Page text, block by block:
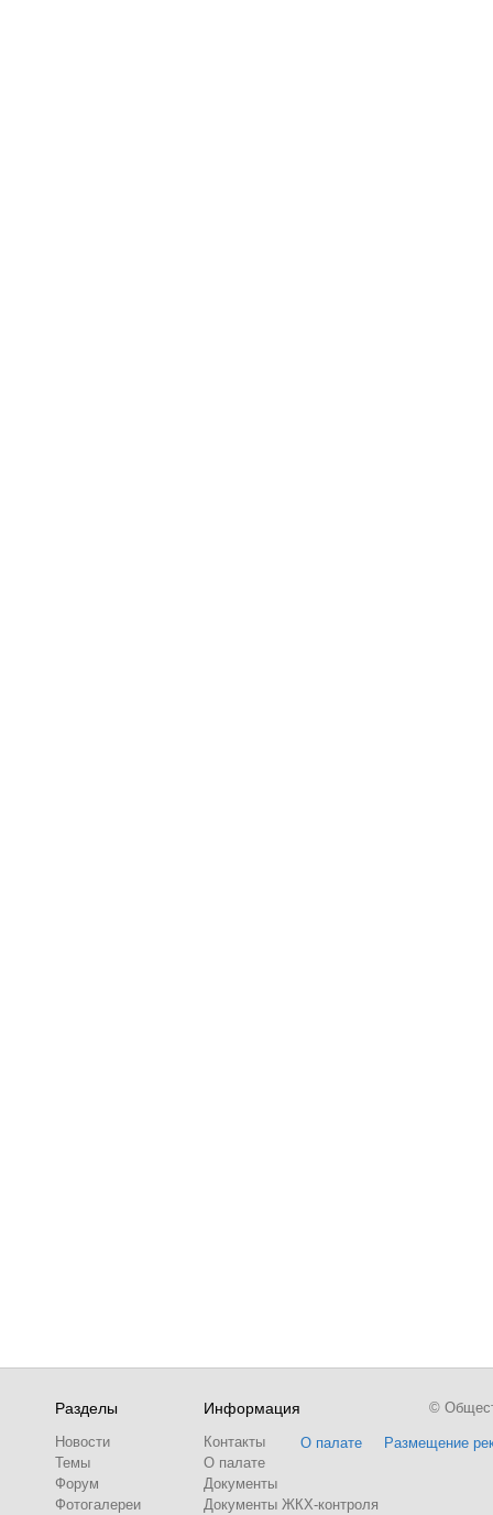
Разделы
Новости
Темы
Форум
Фотогалереи
Информация
Контакты
О палате
Документы
Документы ЖКХ-контроля
О палате Размещение
©